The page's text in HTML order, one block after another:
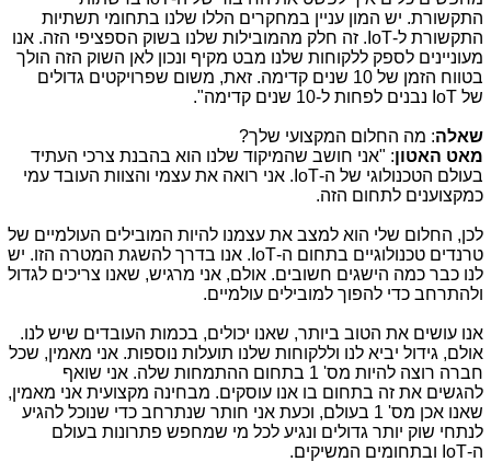
התקשורת. יש המון עניין במחקרים הללו שלנו בתחומי תשתיות
התקשורת ל-IoT . זה חלק מהמובילות שלנו בשוק הספציפי הזה. אנו
מעוניינים לספק ללקוחות שלנו מבט מקיף ונכון לאן השוק הזה הולך
בטווח הזמן של 10 שנים קדימה. זאת, משום שפרויקטים גדולים
של IoT נבנים לפחות ל-10 שנים קדימה".
שאלה: מה החלום המקצועי שלך?
מאט האטון: "אני חושב שהמיקוד שלנו הוא בהבנת צרכי העתיד
בעולם הטכנולוגי של ה-IoT . אני רואה את עצמי והצוות העובד עמי
כמקצוענים לתחום הזה.
לכן, החלום שלי הוא למצב את עצמנו להיות המובילים העולמיים של
טרנדים טכנולוגיים בתחום ה-IoT . אנו בדרך להשגת המטרה הזו. יש
לנו כבר כמה הישגים חשובים. אולם, אני מרגיש, שאנו צריכים לגדול
ולהתרחב כדי להפוך למובילים עולמיים.
אנו עושים את הטוב ביותר, שאנו יכולים, בכמות העובדים שיש לנו.
אולם, גידול יביא לנו וללקוחות שלנו תועלות נוספות. אני מאמין, שכל
חברה רוצה להיות מס' 1 בתחום ההתמחות שלה. אני שואף
להגשים את זה בתחום בו אנו עוסקים. מבחינה מקצועית אני מאמין,
שאנו אכן מס' 1 בעולם, וכעת אני חותר שנתרחב כדי שנוכל להגיע
לנתחי שוק יותר גדולים ונגיע לכל מי שמחפש פתרונות בעולם
ה-IoT ובתחומים המשיקים.